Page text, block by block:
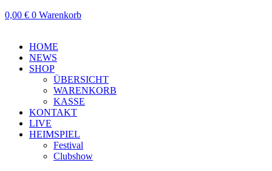
0,00 € 0 Warenkorb
HOME
NEWS
SHOP
ÜBERSICHT
WARENKORB
KASSE
KONTAKT
LIVE
HEIMSPIEL
Festival
Clubshow